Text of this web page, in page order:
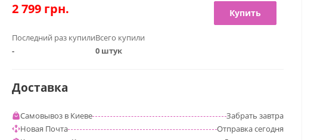
2 799 грн. Купить
Последний раз купили
-
Всего купили
0 штук
Доставка
Самовывоз в Киеве Забрать завтра
Новая Почта
Отправкасегодня